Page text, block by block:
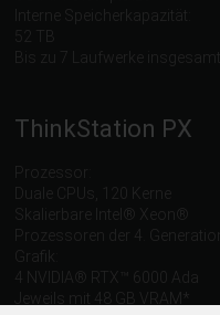
Interne Speicherkapazität:
Bis zu 7 Laufwerke insgesamt
ThinkStation PX
Prozessor:
Duale CPUs, 120 Kerne
Skalierbare Intel® Xeon®
Prozessoren der 4. Generation
Grafik:
4 NVIDIA® RTX™ 6000 Ada
Jeweils mit 48 GB VRAM*